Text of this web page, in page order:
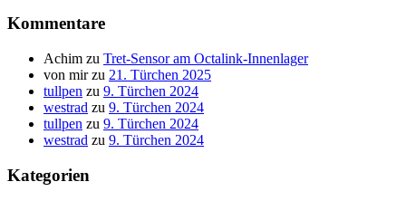
Kommentare
Achim zu Tret-Sensor am Octalink-Innenlager
von mirzu 21. Türchen 2025
tullpen zu 9. Türchen 2024
westrad zu 9. Türchen 2024
tullpen zu 9. Türchen 2024
westrad zu 9. Türchen 2024
Kategorien